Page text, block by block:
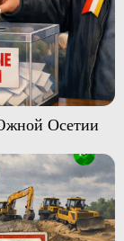
Осетии